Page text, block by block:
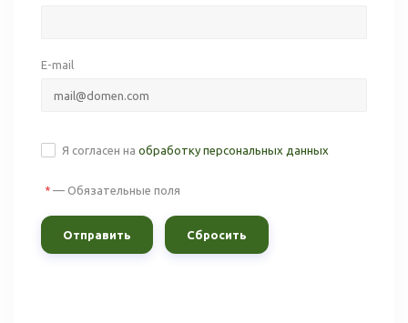
E-mail
Я согласен на обработку персональных данных
* — Обязательные поля
Сбросить